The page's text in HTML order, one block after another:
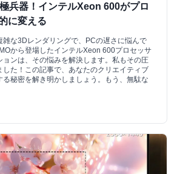
兵器！インテルXeon 600がプロ
に変える
雑な3Dレンダリングで、PCの遅さに悩んで
から登場したインテルXeon 600プロセッサ
ョンは、その悩みを解決します。私もその圧
した！この記事で、あなたのクリエイティブ
秘密を解き明かしましょう。もう、無駄な